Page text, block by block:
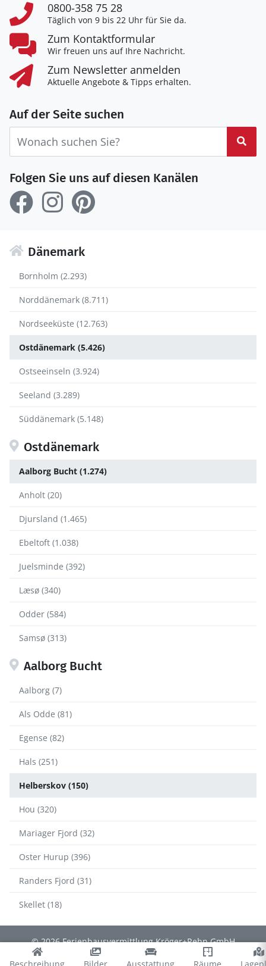
0800-358 75 28
Täglich von 9 bis 22 Uhr für Sie da.
Zum Kontaktformular
Wir freuen uns auf Ihre Nachricht.
Zum Newsletter anmelden
Aktuelle Angebote & Tipps erhalten.
Auf der Seite suchen
Folgen Sie uns auf diesen Kanälen
Dänemark
Bornholm (2.293)
Norddänemark (8.711)
Nordseeküste (12.763)
Ostdänemark (5.426)
Ostseeinseln (3.924)
Seeland (3.289)
Süddänemark (5.148)
Ostdänemark
Aalborg Bucht (1.274)
Anholt (20)
Djursland (1.465)
Ebeltoft (1.038)
Juelsminde (392)
Læsø (340)
Odder (584)
Samsø (313)
Aalborg Bucht
Aalborg (7)
Als Odde (81)
Egense (82)
Hals (251)
Helberskov (150)
Hou (320)
Mariager Fjord (32)
Oster Hurup (396)
Randers Fjord (31)
Skellet (18)
© 2026 Ferienhausvermittlung Kröger+Rehn GmbH
Impressum
Datenschutz Cookies